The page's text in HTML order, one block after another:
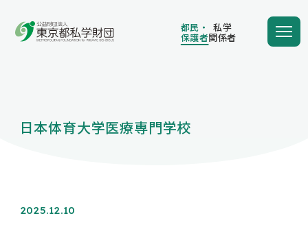
都民・
保護者
私学
関係者
学費を借りる
日本体育大学医療専門学校
2025.12.10